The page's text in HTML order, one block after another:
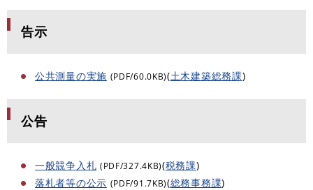
告示
公共測量の実施 (PDF/60.0KB)(土木建築総務課)
公告
一般競争入札 (PDF/327.4KB)(税務課)
落札者等の公示 (PDF/91.7KB)(総務事務課)